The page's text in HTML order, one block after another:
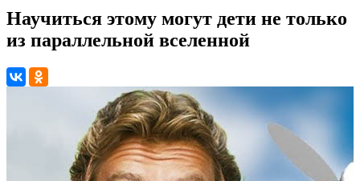
Научиться этому могут дети не только
из параллельной вселенной